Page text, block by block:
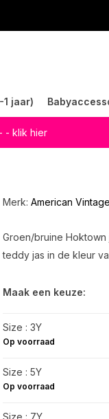
jaar)
- - klik hier
Merk: American Vintage
Groen/bruine
teddy jas in de kleur
Maak een keuze:
Size : 3Y
Op voorraad
Size : 5Y
Op voorraad
Size : 7Y